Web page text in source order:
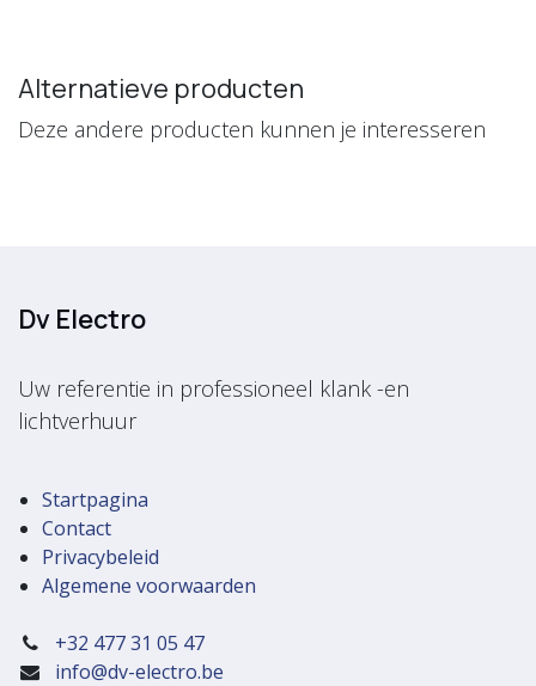
Alternatieve producten
Deze andere producten kunnen je interesseren
Dv Electro
Uw referentie in professioneel klank -en
lichtverhuur
Startpagina
Contact
Privacybeleid
Algemene voorwaarden
+32 477 31 05 47
info@dv-electro.be